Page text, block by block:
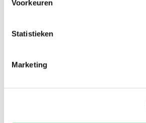
Voorkeuren
Statistieken
Marketing